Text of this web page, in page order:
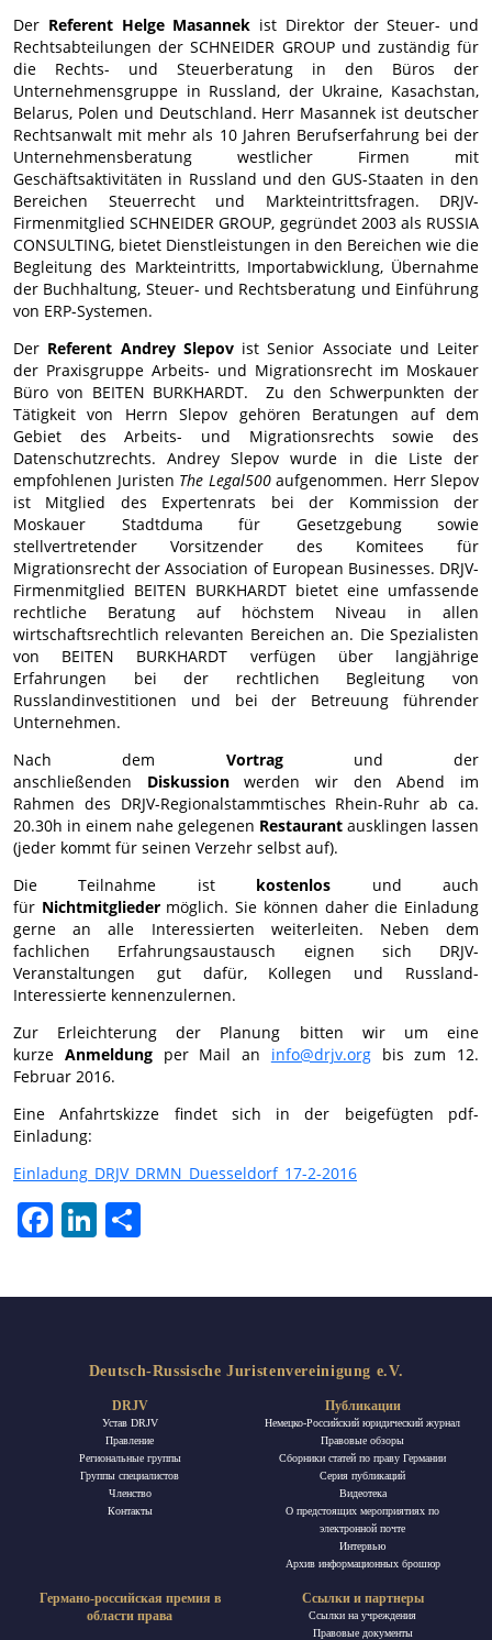
Der Referent Helge Masannek ist Direktor der Steuer- und
Rechtsabteilungen der SCHNEIDER GROUP und zuständig für
die Rechts- und Steuerberatung in den Büros der
Unternehmensgruppe in Russland, der Ukraine, Kasachstan,
Belarus, Polen und Deutschland. Herr Masannek ist deutscher
Rechtsanwalt mit mehr als 10 Jahren Berufserfahrung bei der
Unternehmensberatung westlicher Firmen mit
Geschäftsaktivitäten in Russland und den GUS-Staaten in den
Bereichen Steuerrecht und Markteintrittsfragen. DRJV-
Firmenmitglied SCHNEIDER GROUP, gegründet 2003 als RUSSIA
CONSULTING, bietet Dienstleistungen in den Bereichen wie die
Begleitung des Markteintritts, Importabwicklung, Übernahme
der Buchhaltung, Steuer- und Rechtsberatung und Einführung
von ERP-Systemen.
Der Referent Andrey Slepovist Senior Associate und Leiter
der Praxisgruppe Arbeits- und Migrationsrecht im Moskauer
Büro von BEITEN BURKHARDT. Zu den Schwerpunkten der
Tätigkeit von Herrn Slepov gehören Beratungen auf dem
Gebiet des Arbeits- und Migrationsrechts sowie des
Datenschutzrechts. Andrey Slepov wurde in die Liste der
empfohlenen Juristen The Legal500aufgenommen. Herr Slepov
ist Mitglied des Expertenrats bei der Kommission der
Moskauer Stadtduma für Gesetzgebung sowie
stellvertretender Vorsitzender des Komitees für
Migrationsrecht der Association of European Businesses. DRJV-
Firmenmitglied BEITEN BURKHARDT bietet eine umfassende
rechtliche Beratung auf höchstem Niveau in allen
wirtschaftsrechtlich relevanten Bereichen an. Die Spezialisten
von BEITEN BURKHARDT verfügen über langjährige
Erfahrungen bei der rechtlichen Begleitung von
Russlandinvestitionen und bei der Betreuung führender
Unternehmen.
Nach dem Vortragund der
anschließenden Diskussionwerden wir den Abend im
Rahmen des DRJV-Regionalstammtisches Rhein-Ruhr ab ca.
20.30h in einem nahe gelegenen Restaurant ausklingen lassen
(jeder kommt für seinen Verzehr selbst auf).
Die Teilnahme ist kostenlos und auch
für Nichtmitgliedermöglich. Sie können daher die Einladung
gerne an alle Interessierten weiterleiten. Neben dem
fachlichen Erfahrungsaustausch eignen sich DRJV-
Veranstaltungen gut dafür, Kollegen und Russland-
Interessierte kennenzulernen.
Zur Erleichterung der Planung bitten wir um eine
kurze Anmeldungper Mail an info@drjv.orgbis zum 12.
Februar 2016.
Eine Anfahrtskizze findet sich in der beigefügten pdf-
Einladung:
Einladung_DRJV_DRMN_Duesseldorf_17-2-2016
FacebookLinkedIn
Deutsch-Russische Juristenvereinigung e.V.
DRJV
Устав DRJV
Правление
Региональные группы
Группы специалистов
Членство
Контакты
Публикации
Немецко-Российский юридический журнал
Правовые обзоры
Сборники статей по праву Германии
Ceрия публикаций
Видеотека
О предстоящих мероприятиях по
электронной почте
Интервью
Архив информационных брошюр
Германо-российская премия в
области права
Ссылки и партнеры
Ссылки на учреждения
Правовые документы